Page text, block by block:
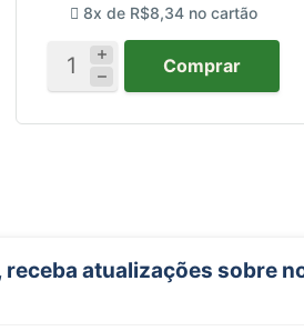
8x de R$8,34 no cartão
Comprar
receba atualizações sobre